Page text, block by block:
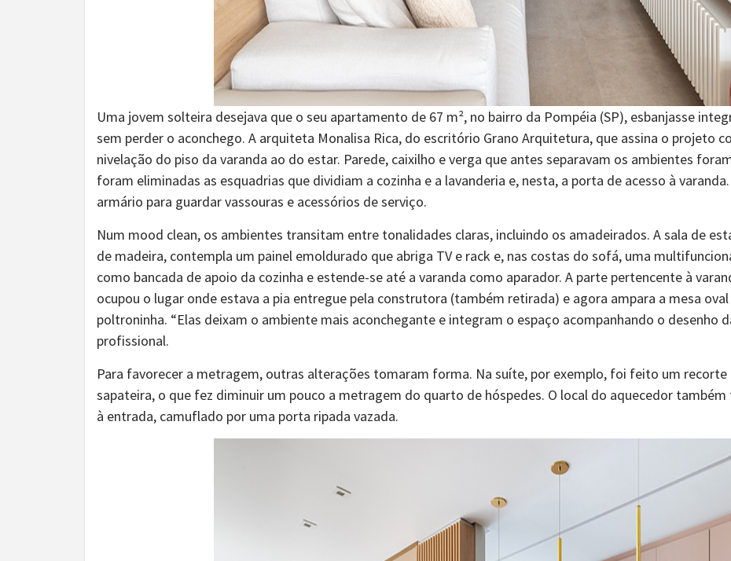
Uma jovem solteira desejava que o seu apartamento de 67 m², no bairro da Pompéia (SP), esbanjasse
sem perder o aconchego. A arquiteta Monalisa Rica, do escritório Grano Arquitetura, que assina o projeto
nivelação do piso da varanda ao do estar. Parede, caixilho e verga que antes separavam os ambientes
foram eliminadas as esquadrias que dividiam a cozinha e a lavanderia e, nesta, a porta de acesso à
armário para guardar vassouras e acessórios de serviço.
Num mood clean, os ambientes transitam entre tonalidades claras, incluindo os amadeirados. A sala de
de madeira, contempla um painel emoldurado que abriga TV e rack e, nas costas do sofá, uma
como bancada de apoio da cozinha e estende-se até a varanda como aparador. A parte pertencente à
ocupou o lugar onde estava a pia entregue pela construtora (também retirada) e agora ampara a mesa
poltroninha. “Elas deixam o ambiente mais aconchegante e integram o espaço acompanhando o desenho
profissional.
Para favorecer a metragem, outras alterações tomaram forma. Na suíte, por exemplo, foi feito um recorte
sapateira, o que fez diminuir um pouco a metragem do quarto de hóspedes. O local do aquecedor
à entrada, camuflado por uma porta ripada vazada.